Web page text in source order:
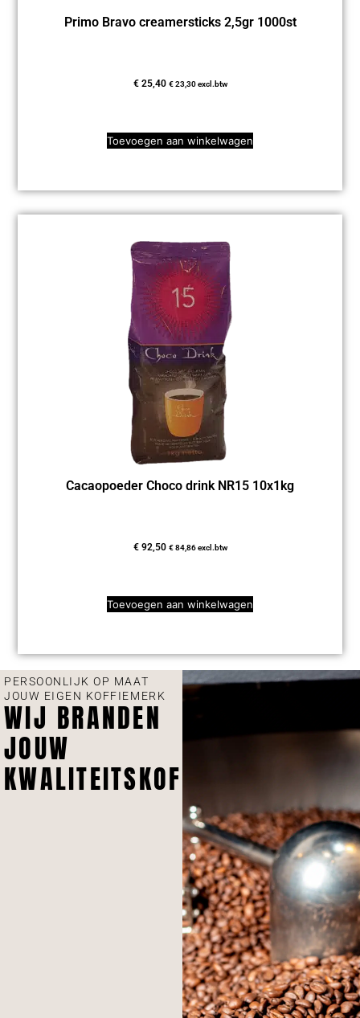
Primo Bravo creamersticks 2,5gr 1000st
€25,40 €23,30excl.btw
Toevoegen aan winkelwagen
Cacaopoeder Choco drink NR15 10x1kg
€92,50 €84,86excl.btw
Toevoegen aan winkelwagen
PERSOONLIJK OP MAAT
JOUW EIGEN KOFFIEMERK
WIJ BRANDEN
JOUW
KWALITEITSKOFFIE